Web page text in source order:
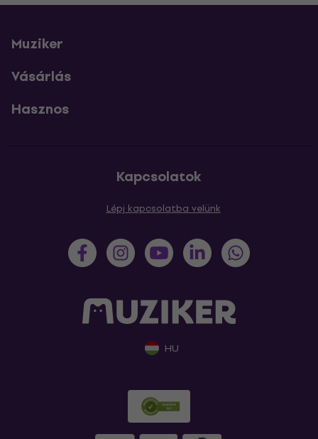
Muziker
Vásárlás
Hasznos
Kapcsolatok
Lépj kapcsolatba velünk
HU